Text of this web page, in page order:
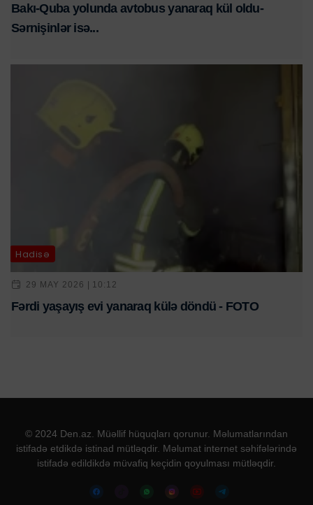
Bakı-Quba yolunda avtobus yanaraq kül oldu-
Sərnişinlər isə...
Hadisə
29 MAY 2026 | 10:12
Fərdi yaşayış evi yanaraq külə döndü - FOTO
© 2024 Den.az. Müəllif hüquqları qorunur. Məlumatlarından
istifadə etdikdə istinad mütləqdir. Məlumat internet səhifələrində
istifadə edildikdə müvafiq keçidin qoyulması mütləqdir.